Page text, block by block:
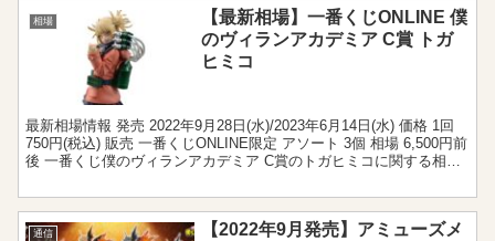
相場
【最新相場】一番くじONLINE 僕
のヴィランアカデミア C賞 トガ
ヒミコ
最新相場情報 発売 2022年9月28日(水)/2023年6月14日(水) 価格 1回
750円(税込) 販売 一番くじONLINE限定 アソート 3個 相場 6,500円前
後 一番くじ僕のヴィランアカデミア C賞のトガヒミコに関する相場
通信
【2022年9月発売】アミューズメ